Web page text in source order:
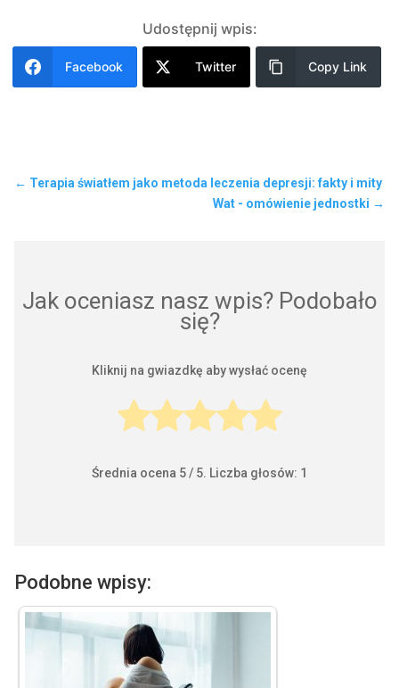
Udostępnij wpis:
Facebook Twitter Copy Link
← Terapia światłem jako metoda leczenia depresji: fakty i mity
Wat - omówienie jednostki →
Jak oceniasz nasz wpis? Podobało
się?
Kliknij na gwiazdkę aby wysłać ocenę
Średnia ocena 5/ 5. Liczba głosów: 1
Podobne wpisy: